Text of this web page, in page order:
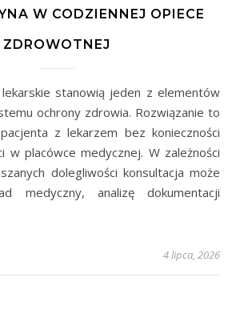
W CODZIENNEJ OPIECE
ZDROWOTNEJ
ochrony zdrowia. Rozwiązanie to
z lekarzem bez konieczności
w placówce medycznej. W zależności
dolegliwości konsultacja może
medyczny, analizę dokumentacji
4 lipca, 2026